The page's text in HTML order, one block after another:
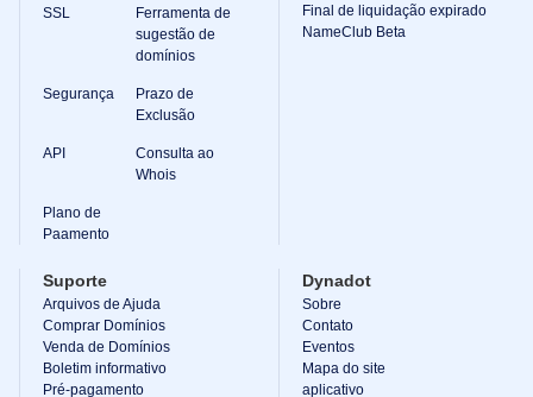
SSL
Ferramenta de
sugestão de
domínios
Segurança
Prazo de
Exclusão
API
Consulta ao
Whois
Plano de
Paamento
Final de liquidação expirado
NameClub Beta
Suporte
Arquivos de Ajuda
Comprar Domínios
Venda de Domínios
Boletim informativo
Pré-pagamento
Dynadot
Sobre
Contato
Eventos
Mapa do site
aplicativo